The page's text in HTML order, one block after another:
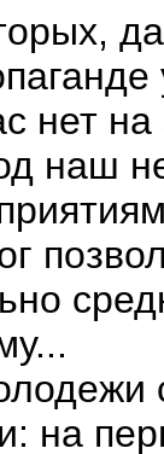
нет
наш
на